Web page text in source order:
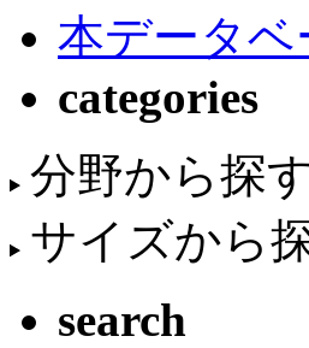
本データ
categories
分野から探
サイズから
search